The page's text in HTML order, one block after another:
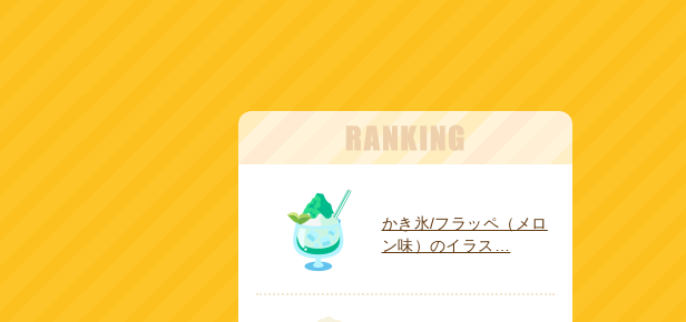
かき氷/フラッペ（メロ
ン味）のイラス…